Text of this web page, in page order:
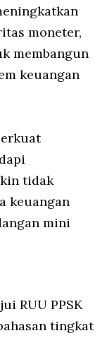
moneter,
membangun
keuangan
tidak
keuangan
mini
RUU PPSK
tingkat